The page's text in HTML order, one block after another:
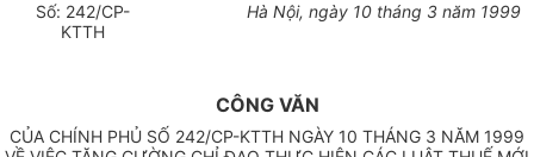
Số: 242/CP-
KTTH
Hà Nội, ngày 10 tháng 3 năm 1999
CÔNG VĂN
CỦA CHÍNH PHỦ SỐ 242/CP-KTTH NGÀY 10 THÁNG 3 NĂM 1999